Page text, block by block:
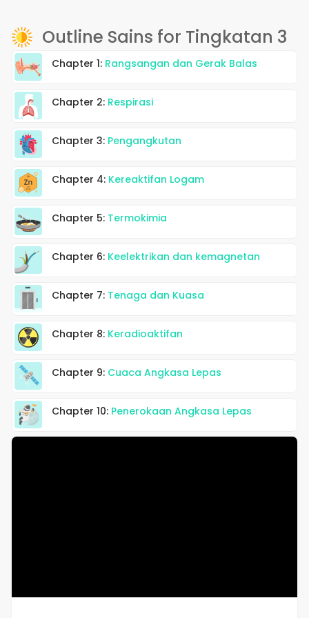
Outline Sains for Tingkatan 3
Chapter 1: Rangsangan dan Gerak Balas
Chapter 2: Respirasi
Chapter 3: Pengangkutan
Chapter 4: Kereaktifan Logam
Chapter 5: Termokimia
Chapter 6: Keelektrikan dan kemagnetan
Chapter 7: Tenaga dan Kuasa
Chapter 8: Keradioaktifan
Chapter 9: Cuaca Angkasa Lepas
Chapter 10: Penerokaan Angkasa Lepas